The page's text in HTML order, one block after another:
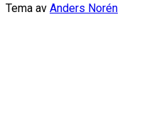
Tema av Anders Norén